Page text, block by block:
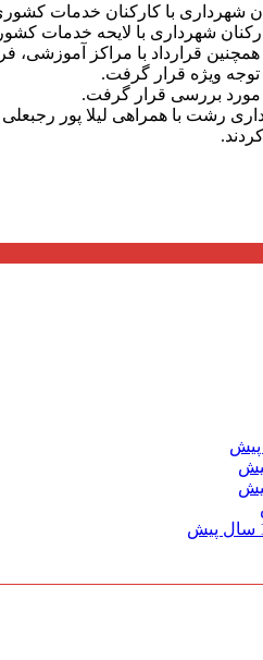
شهرداری با کارکنان خدمات
شهرداری با لایحه خدمات
قرارداد با مراکز
توجه ویژه قرار گرفت.
مورد بررسی قرار گرفت.
رشت با همراهی لیلا پور